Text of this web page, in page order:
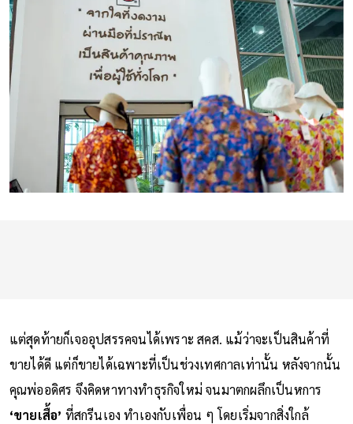
แต่สุดท้ายก็เจออุปสรรคจนได้เพราะ สคส. แม้ว่าจะเป็นสินค้าที่
ขายได้ดี แต่ก็ขายได้เฉพาะที่เป็นช่วงเทศกาลเท่านั้น หลังจากนั้น
คุณพ่ออดิศร จึงคิดหาทางทำธุรกิจใหม่ จนมาตกผลึกเป็นหการ
‘ขายเสื้อ’ ที่สกรีนเอง ทำเองกับเพื่อน ๆ โดยเริ่มจากสิ่งใกล้